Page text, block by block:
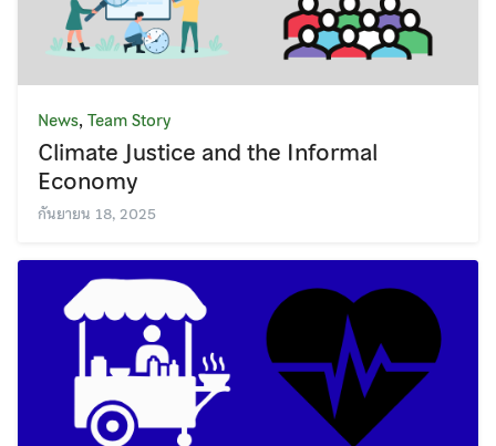
News, Team Story
Climate Justice and the Informal
Economy
กันยายน 18, 2025